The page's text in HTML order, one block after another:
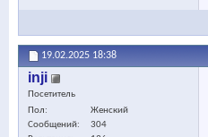
19.02.2025 18:38
inji
Посетитель
Пол
Женский
Сообщений
304